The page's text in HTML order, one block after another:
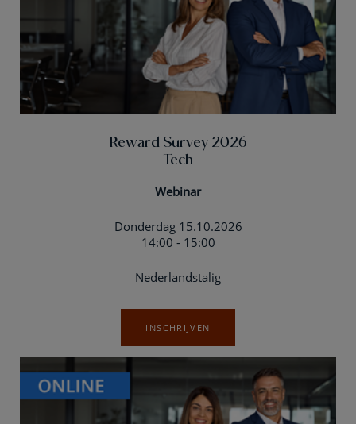
Reward Survey 2026
Tech
Webinar
Donderdag 15.10.2026
14:00 - 15:00
Nederlandstalig
INSCHRIJVEN